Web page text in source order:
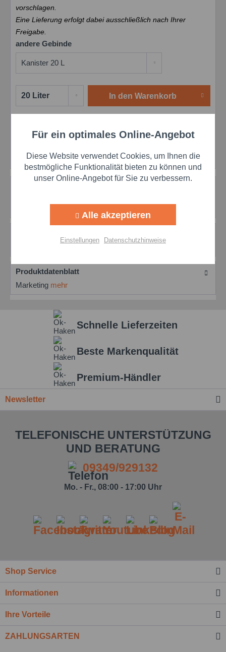
vorschlagen.
Eine Lieferung erfolgt dabei ausschließlich nach Ihrer
Freigabe.
andere Gebinde
In den Warenkorb
Preis anfragen
genommen.*
Felder mit * sind Pflichtfelder.
Nachricht senden
Herstellernr.:
148974
Bewertungen lesen, schreiben und diskutieren...
Produktdatenblatt
Marketing mehr
Schnelle Lieferzeiten
Beste Markenqualität
Premium-Händler
Newsletter
TELEFONISCHE UNTERSTÜTZUNG
UND BERATUNG
09349/929132
Mo. - Fr., 08:00 - 17:00 Uhr
Shop Service
Informationen
Ihre Vorteile
ZAHLUNGSARTEN
Funktionale Aktiv
Marketing Aktiv
Personalisierung Aktiv
Für ein optimales Online-Angebot
Diese Website verwendet Cookies, um Ihnen die
bestmögliche Funktionalität bieten zu können und
unser Online-Angebot für Sie zu verbessern.
Alle akzeptieren
Einstellungen Datenschutzhinweise